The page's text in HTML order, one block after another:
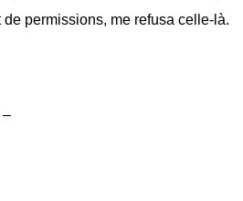
permissions, me refusa celle-là.
–